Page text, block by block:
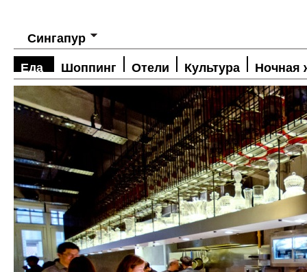
Сингапур
Еда Шоппинг Отели Культура Ночная